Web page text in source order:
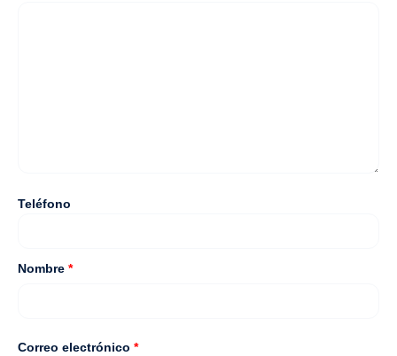
Teléfono
Nombre *
Correo electrónico *